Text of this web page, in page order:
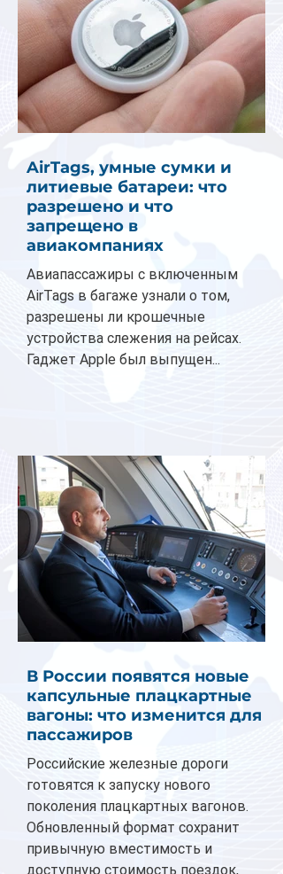
AirTags, умные сумки и
литиевые батареи: что
разрешено и что
запрещено в
авиакомпаниях
Авиапассажиры с включенным
AirTags в багаже узнали о том,
разрешены ли крошечные
устройства слежения на рейсах.
Гаджет Apple был выпущен...
В России появятся новые
капсульные плацкартные
вагоны: что изменится для
пассажиров
Российские железные дороги
готовятся к запуску нового
поколения плацкартных вагонов.
Обновленный формат сохранит
привычную вместимость и
доступную стоимость поездок,